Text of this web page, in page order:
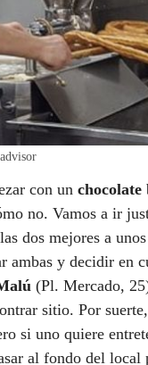
con un chocolate
no. Vamos a ir
dos mejores a
ambas y decidir en
(Pl. Mercado,
sitio. Por
si uno quiere
al fondo del local